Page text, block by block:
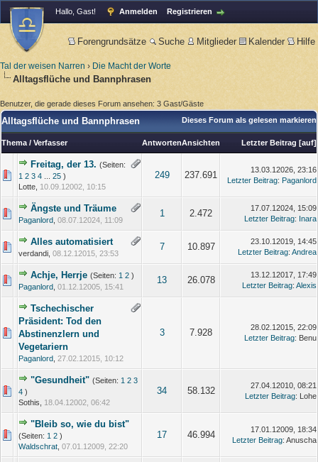
Hallo, Gast! Anmelden Registrieren
Forengrundsätze Suche Mitglieder Kalender Hilfe
Tal der weisen Narren › Die Macht der Worte
Alltagsflüche und Bannphrasen
Benutzer, die gerade dieses Forum ansehen: 3 Gast/Gäste
Dieses Forum als gelesen markieren
Alltagsflüche und Bannphrasen
Thema / Verfasser AntwortenAnsichten Letzter Beitrag [auf]
Freitag, der 13. (Seiten:
1 2 3 4 25 )
Lotte, 10.09.12002, 10:15
249 237.691
13.03.12026, 23:16
Letzter Beitrag: Paganlord
Ängste und Träume
Paganlord 08.07.12024, 11:09
1 2.472
17.07.12024, 15:09
Letzter Beitrag: Inara
Alles automatisiert
verdandi, 08.12.12015, 23:53
7 10.897
23.10.12019, 14:45
Letzter Beitrag: Andrea
Achje, Herrje (Seiten: 1 2 )
Paganlord 01.12.12005, 15:41
13 26.078
13.12.12017, 17:49
Letzter Beitrag: Alexis
Tschechischer
Präsident: Tod den
Abstinenzlern und
Vegetariern
Paganlord 27.02.12015, 10:12
3 7.928
28.02.12015, 22:09
Letzter Beitrag: Benu
"Gesundheit" (Seiten: 1 2 3
4 )
Sothis, 18.04.12002, 06:42
34 58.132
27.04.12010, 08:21
Letzter Beitrag: Lohe
"Bleib so, wie du bist"
(Seiten: 1 2 )
Waldschrat 07.01.12009, 22:20
17 46.994
17.01.12009, 18:34
Letzter Beitrag: Anuscha